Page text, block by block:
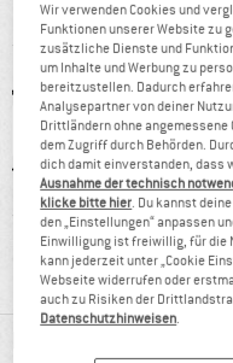
Wir verwenden Cookies und
Funktionen unserer Website zu
zusätzliche Dienste und
um Inhalte und Werbung zu
bereitzustellen. Dadurch
Analysepartner von deiner
Drittländern ohne
dem Zugriff durch Behörden.
dich damit einverstanden, dass
Ausnahme der technisch
klicke bitte hier. Du kannst
den „Einstellungen“ anpassen
Einwilligung ist freiwillig, für die
kann jederzeit unter „Cookie
Webseite widerrufen oder
auch zu Risiken der
Datenschutzhinweisen.